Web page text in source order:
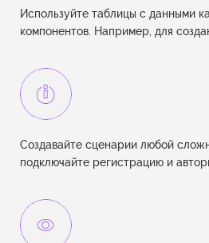
Используйте таблицы с данными
компонентов. Например, для
Cоздавайте сценарии любой
подключайте регистрацию и